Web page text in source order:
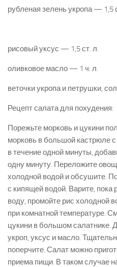
рубленая зелень укропа — 1,5
рисовый уксус — 1,5 ст. л.
оливковое масло — 1 ч. л.
веточки укропа и петрушки,
Рецепт салата для похудения:
Порежьте морковь и цукини
морковь в большой кастрюле
в течение одной минуты,
одну минуту. Пере­ложите
холодной водой и обсушите.
с кипящей водой. Варите, пока
воду, промойте рис холодной
при комнатной тем­пературе.
цукини в боль­шом салатнике.
укроп, уксус и масло.
поперчите. Салат можно
приема пищи. В таком случае